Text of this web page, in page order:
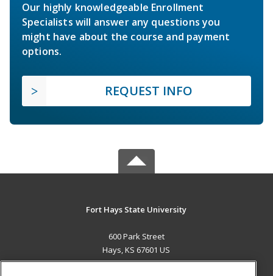
Our highly knowledgeable Enrollment
Specialists will answer any questions you
might have about the course and payment
options.
REQUEST INFO
Fort Hays State University
600 Park Street
Hays, KS 67601 US